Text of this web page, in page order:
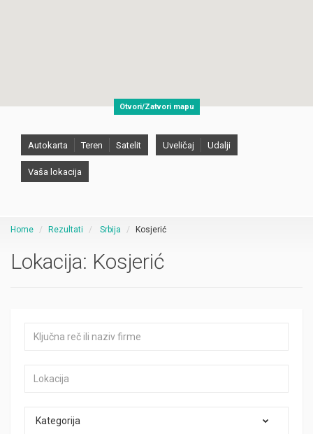
Otvori/Zatvori mapu
Autokarta Teren Satelit Uveličaj Udalji
Vaša lokacija
Home Rezultati Srbija Kosjerić
Lokacija: Kosjerić
Kategorija